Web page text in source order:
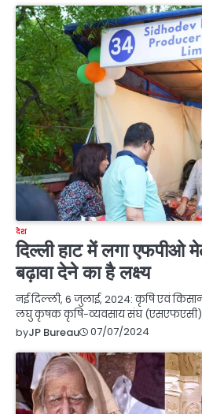
देश
दिल्ली हाट में लगा एफपीओ
बढ़ावा देने का है लक्ष्य
नई दिल्ली, 6 जुलाई, 2024: कृषि एवं
लघु कृषक कृषि-व्यवसाय संघ (एसएफएसी)
byJP Bureau 07/07/2024